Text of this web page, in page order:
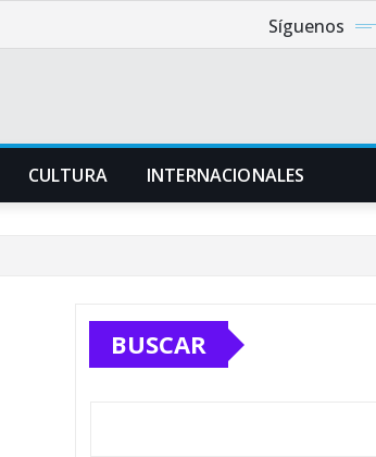
Síguenos
CULTURA INTERNACIONALES
BUSCAR